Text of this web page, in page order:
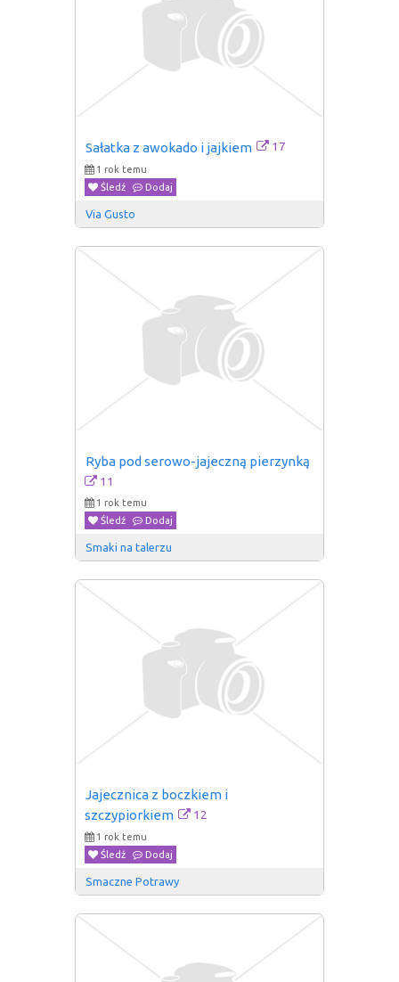
Sałatka z awokado i jajkiem 17
1 rok temu
Śledź
Dodaj
Via Gusto
Ryba pod serowo-jajeczną pierzynką
11
1 rok temu
Śledź
Dodaj
Smaki na talerzu
Jajecznica z boczkiem i
szczypiorkiem
12
1 rok temu
Śledź
Dodaj
Smaczne Potrawy